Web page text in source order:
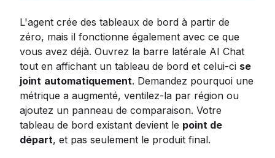
L'agent crée des tableaux de bord à partir de
zéro, mais il fonctionne également avec ce que
vous avez déjà. Ouvrez la barre latérale AI Chat
tout en affichant un tableau de bord et celui-ci se
joint automatiquement. Demandez pourquoi une
métrique a augmenté, ventilez-la par région ou
ajoutez un panneau de comparaison. Votre
tableau de bord existant devient le point de
départ, et pas seulement le produit final.